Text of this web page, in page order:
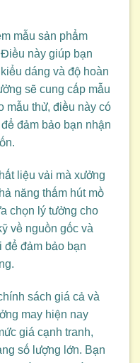
mẫu sản phẩm
này giúp bạn
dáng và độ hoàn
sẽ cung cấp mẫu
mẫu thử, điều này có
đảm bảo bạn nhận
liệu vải mà xưởng
năng thấm hút mồ
chọn lý tưởng cho
về nguồn gốc và
để đảm bảo bạn
sách giá cả và
may hiện nay
giá cạnh tranh,
số lượng lớn. Bạn